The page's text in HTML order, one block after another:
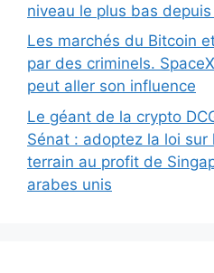
niveau le plus bas
Les marchés du Bitcoin
par des criminels.
peut aller son influence
Le géant de la crypto
Sénat : adoptez la loi
terrain au profit de
arabes unis